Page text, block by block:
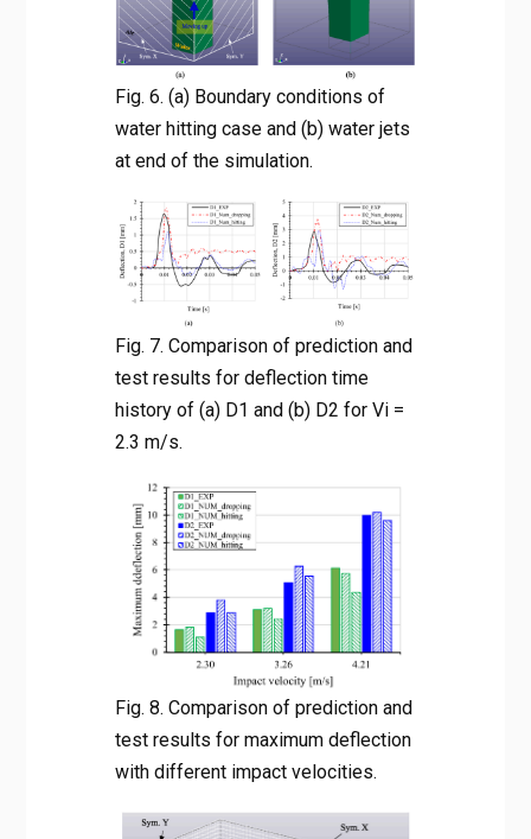
Fig. 6. (a) Boundary conditions of
water hitting case and (b) water jets
at end of the simulation.
Fig. 7. Comparison of prediction and
test results for deflection time
history of (a) D1 and (b) D2 for Vi =
2.3 m/s.
Fig. 8. Comparison of prediction and
test results for maximum deflection
with different impact velocities.